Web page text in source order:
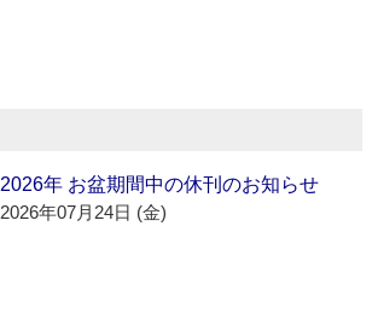
2026年 お盆期間中の休刊のお知らせ
2026年07月24日 (金)